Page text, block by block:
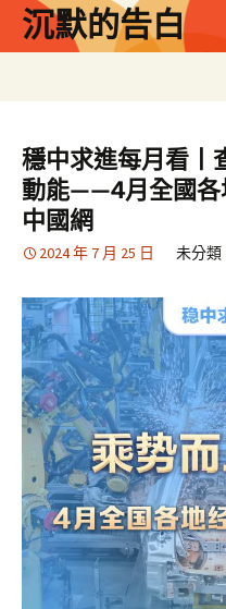
沉默的告白
穩中求進每月看丨
動能——4月全國各
中國網
2024 年 7 月 25 日 未分類